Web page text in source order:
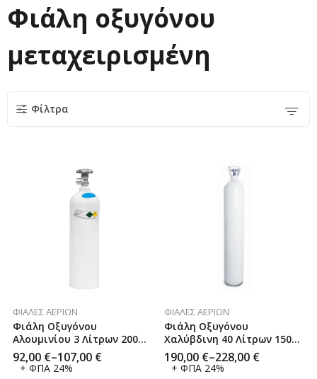
Φιάλη οξυγόνου
μεταχειρισμένη
Φίλτρα
ΦΙΆΛΕΣ ΑΕΡΊΩΝ
Φιάλη Οξυγόνου
Αλουμινίου 3 Λίτρων 200
Bar CN JD
92,00 €–107,00 €
+ ΦΠΑ 24%
ΦΙΆΛΕΣ ΑΕΡΊΩΝ
Φιάλη Οξυγόνου
Χαλύβδινη 40 Λίτρων 150
Bar CN JD
190,00 €–228,00 €
+ ΦΠΑ 24%